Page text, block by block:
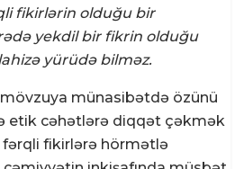
fikirlərin olduğu bir
yekdil bir fikrin olduğu
yürüdə bilməz.
münasibətdə özünü
etik cəhətlərə diqqət çəkmək
fikirlərə hörmətlə